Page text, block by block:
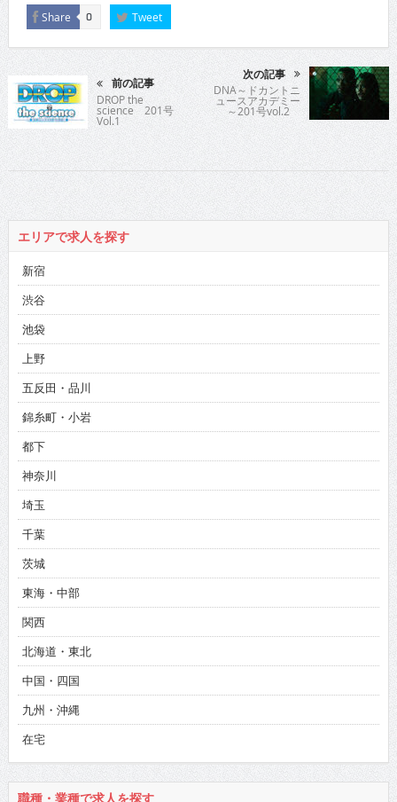
Share 0 Tweet
前の記事
DROP the
science 201号
Vol.1
次の記事
DNA～ドカントニ
ュースアカデミー
～201号vol.2
エリアで求人を探す
新宿
渋谷
池袋
上野
五反田・品川
錦糸町・小岩
都下
神奈川
埼玉
千葉
茨城
東海・中部
関西
北海道・東北
中国・四国
九州・沖縄
在宅
職種・業種で求人を探す